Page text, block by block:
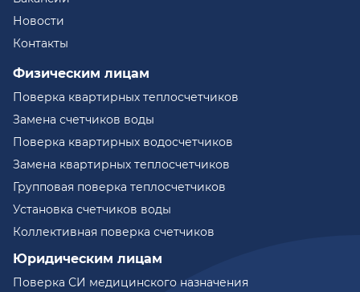
Новости
Контакты
Физическим лицам
Поверка квартирных теплосчетчиков
Замена счетчиков воды
Поверка квартирных водосчетчиков
Замена квартирных теплосчетчиков
Групповая поверка теплосчетчиков
Установка счетчиков воды
Коллективная поверка счетчиков
Юридическим лицам
Поверка СИ медицинского назначения